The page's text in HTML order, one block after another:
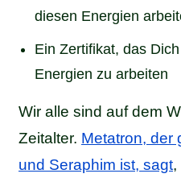
diesen Energien
Ein Zertifikat, das
Energien zu arbeiten
Wir alle sind auf dem
Zeitalter. Metatron, der
und Seraphim ist, sagt,